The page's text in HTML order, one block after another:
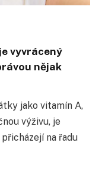
vyvrácený
nějak
jako vitamín A,
výživu, je
na řadu